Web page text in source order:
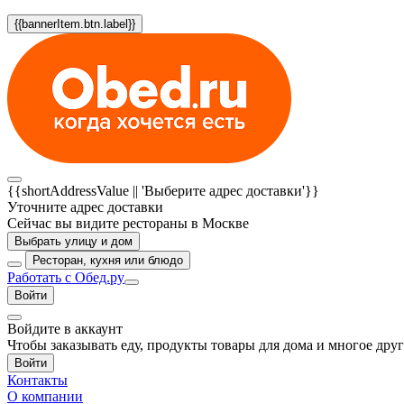
{{bannerItem.btn.label}}
{{shortAddressValue || 'Выберите адрес доставки'}}
Уточните адрес доставки
Сейчас вы видите рестораны в Москве
Выбрать улицу и дом
Ресторан, кухня или блюдо
Работать с Обед.ру
Войти
Войдите в аккаунт
Чтобы заказывать еду, продукты товары для дома и многое
Войти
Контакты
О компании